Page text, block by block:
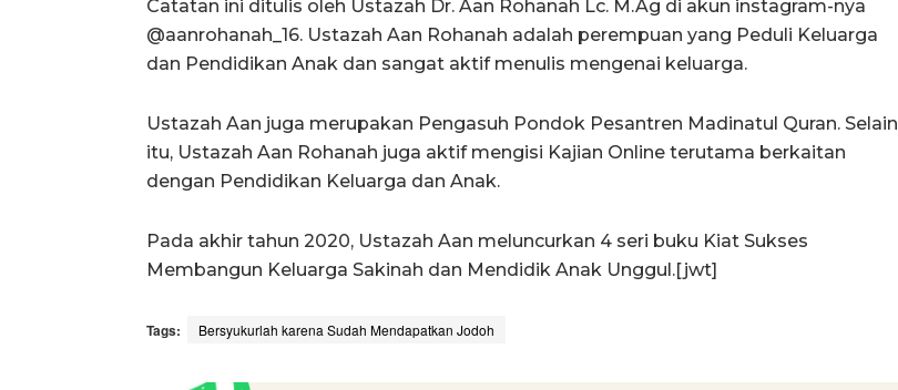
Catatan ini ditulis oleh Ustazah Dr. Aan Rohanah Lc. M.Ag di akun instagram-nya
@aanrohanah_16. Ustazah Aan Rohanah adalah perempuan yang Peduli Keluarga
dan Pendidikan Anak dan sangat aktif menulis mengenai keluarga.
Ustazah Aan juga merupakan Pengasuh Pondok Pesantren Madinatul Quran. Selain
itu, Ustazah Aan Rohanah juga aktif mengisi Kajian Online terutama berkaitan
dengan Pendidikan Keluarga dan Anak.
Pada akhir tahun 2020, Ustazah Aan meluncurkan 4 seri buku Kiat Sukses
Membangun Keluarga Sakinah dan Mendidik Anak Unggul.[jwt]
Tags: Bersyukurlah karena Sudah Mendapatkan Jodoh